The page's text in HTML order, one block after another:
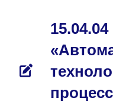
15.04.04